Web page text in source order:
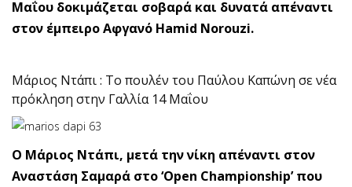
Μαΐου δοκιμάζεται σοβαρά και δυνατά απέναντι
στον έμπειρο Αφγανό Hamid Norouzi.
Μάριος Ντάπι : Tο πουλέν του Παύλου Καπώνη σε νέα
πρόκληση στην Γαλλία 14 Μαΐου
Ο Μάριος Ντάπι, μετά την νίκη απέναντι στον
Αναστάση Σαμαρά στο ‘Open Championship’ που